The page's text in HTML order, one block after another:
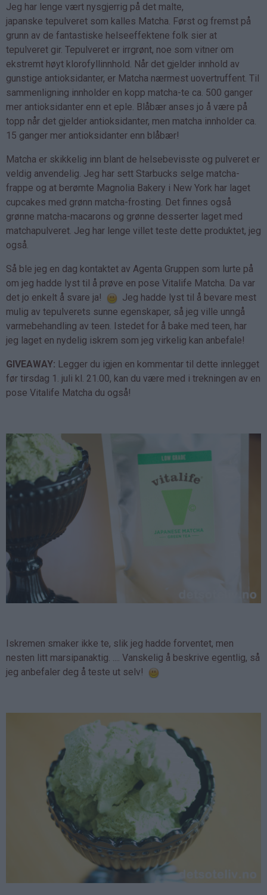
Jeg har lenge vært nysgjerrig på det malte,
japanske tepulveret som kalles Matcha. Først og fremst på
grunn av de fantastiske helseeffektene folk sier at
tepulveret gir. Tepulveret er irrgrønt, noe som vitner om
ekstremt høyt klorofyllinnhold. Når det gjelder innhold av
gunstige antioksidanter, er Matcha nærmest uovertruffent. Til
sammenligning innholder en kopp matcha-te ca. 500 ganger
mer antioksidanter enn et eple. Blåbær anses jo å være på
topp når det gjelder antioksidanter, men matcha innholder ca.
15 ganger mer antioksidanter enn blåbær!
Matcha er skikkelig inn blant de helsebevisste og pulveret er
veldig anvendelig. Jeg har sett Starbucks selge matcha-
frappe og at berømte Magnolia Bakery i New York har laget
cupcakes med grønn matcha-frosting. Det finnes også
grønne matcha-macarons og grønne desserter laget med
matchapulveret. Jeg har lenge villet teste dette produktet, jeg
også.
Så ble jeg en dag kontaktet av Agenta Gruppen som lurte på
om jeg hadde lyst til å prøve en pose Vitalife Matcha. Da var
det jo enkelt å svare ja!
Jeg hadde lyst til å bevare mest
mulig av tepulverets sunne egenskaper, så jeg ville unngå
varmebehandling av teen. Istedet for å bake med teen, har
jeg laget en nydelig iskrem som jeg virkelig kan anbefale!
GIVEAWAY: Legger du igjen en kommentar til dette innlegget
før tirsdag 1. juli kl. 21.00, kan du være med i trekningen av en
pose Vitalife Matcha du også!
Iskremen smaker ikke te, slik jeg hadde forventet, men
nesten litt marsipanaktig. .... Vanskelig å beskrive egentlig, så
jeg anbefaler deg å teste ut selv!